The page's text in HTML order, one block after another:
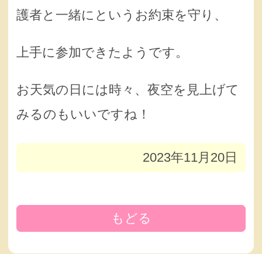
護者と一緒にというお約束を守り、
上手に参加できたようです。
お天気の日には時々、夜空を見上げて
みるのもいいですね！
2023年11月20日
もどる